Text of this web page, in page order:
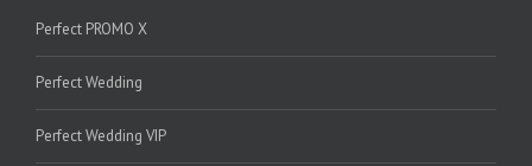
Perfect PROMO X
Perfect Wedding
Perfect Wedding VIP